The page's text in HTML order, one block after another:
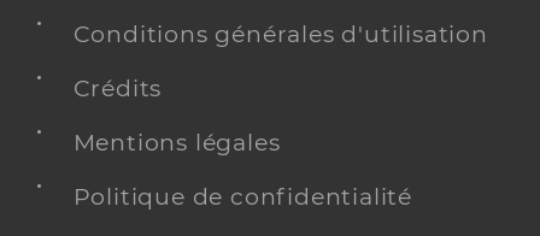
Conditions générales d'utilisation
Crédits
Mentions légales
Politique de confidentialité